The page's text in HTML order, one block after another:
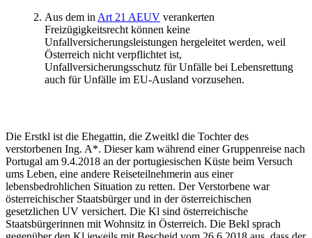
Aus dem in Art 21 AEUV verankerten
Freizügigkeitsrecht können keine
Unfallversicherungsleistungen hergeleitet werden, weil
Österreich nicht verpflichtet ist,
Unfallversicherungsschutz für Unfälle bei Lebensrettung
auch für Unfälle im EU-Ausland vorzusehen.
Die Erstkl ist die Ehegattin, die Zweitkl die Tochter des
verstorbenen Ing. A*. Dieser kam während einer Gruppenreise nach
Portugal am 9.4.2018 an der portugiesischen Küste beim Versuch
ums Leben, eine andere Reiseteilnehmerin aus einer
lebensbedrohlichen Situation zu retten. Der Verstorbene war
österreichischer Staatsbürger und in der österreichischen
gesetzlichen UV versichert. Die Kl sind österreichische
Staatsbürgerinnen mit Wohnsitz in Österreich. Die Bekl sprach